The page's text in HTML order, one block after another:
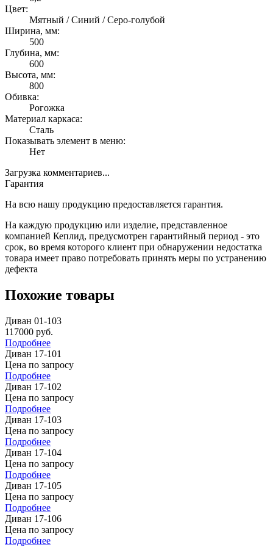
Цвет:
Мятный / Синий / Серо-голубой
Ширина, мм:
500
Глубина, мм:
600
Высота, мм:
800
Обивка:
Рогожка
Материал каркаса:
Сталь
Показывать элемент в меню:
Нет
Загрузка комментариев...
Гарантия
На всю нашу продукцию предоставляется гарантия.
На каждую продукцию или изделие, представленное
компанией Кеплид, предусмотрен гарантийный период - это
срок, во время которого клиент при обнаружении недостатка
товара имеет право потребовать принять меры по устранению
дефекта
Похожие товары
Диван 01-103
117000 руб.
Подробнее
Диван 17-101
Цена по запросу
Подробнее
Диван 17-102
Цена по запросу
Подробнее
Диван 17-103
Цена по запросу
Подробнее
Диван 17-104
Цена по запросу
Подробнее
Диван 17-105
Цена по запросу
Подробнее
Диван 17-106
Цена по запросу
Подробнее